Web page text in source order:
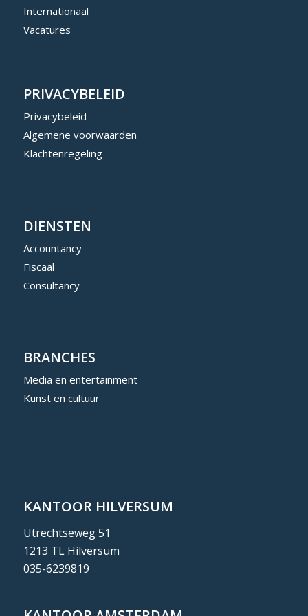
Internationaal
Vacatures
PRIVACYBELEID
Privacybeleid
Algemene voorwaarden
Klachtenregeling
DIENSTEN
Accountancy
Fiscaal
Consultancy
BRANCHES
Media en entertainment
Kunst en cultuur
KANTOOR HILVERSUM
Utrechtseweg 51
1213 TL Hilversum
035-6239819